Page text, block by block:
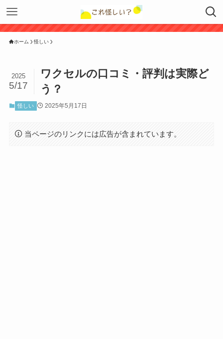
ホーム 怪しい
ワクセルの口コミ・評判は実際ど
う？
2025
5/17
怪しい 2025年5月17日
当ページのリンクには広告が含まれています。